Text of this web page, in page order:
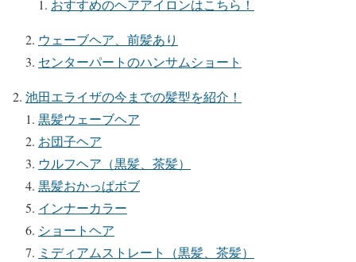
おすすめのヘアアイロンはこちら！
ウェーブヘア、前髪あり
センターパートのハンサムショート
池田エライザの今までの髪型を紹介！
黒髪ウェーブヘア
お団子ヘア
ウルフヘア（黒髪、茶髪）
黒髪おかっぱボブ
インナーカラー
ショートヘア
ミディアムストレート（黒髪、茶髪）